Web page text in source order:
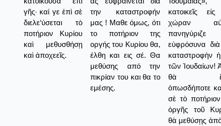
γῆς· καί γε ἐπὶ σὲ
διελε‘ύσεται τὸ
ποτήριον Κυρίου
καὶ μεθυσθήσῃ
καὶ ἀποχεεῖς.
την καταστροφήν
μας ! Μαθε όμως, ότι
το ποτήριον της
οργής του Κυρίου θα,
έλθη και εις σέ. Θα
μεθύσης από την
πικρίαν του και θα το
εμέσης.
κατοικεῖς
χώραν
πανηγύριζε
εὐφρόσυνα
καταστροφὴν
τῶν Ἰουδαίων!
θὰ
ὁπωσδήποτε
σὲ τὸ
ὀργῆς τοῦ
θὰ μεθύσῃς